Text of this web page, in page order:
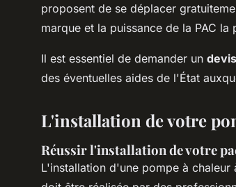
proposent de se déplacer
marque et la puissance de la PAC
Il est essentiel de demander un
des éventuelles aides de l'État
L'installation de votre
Réussir l'installation de votre
L'installation d'une pompe à chaleur